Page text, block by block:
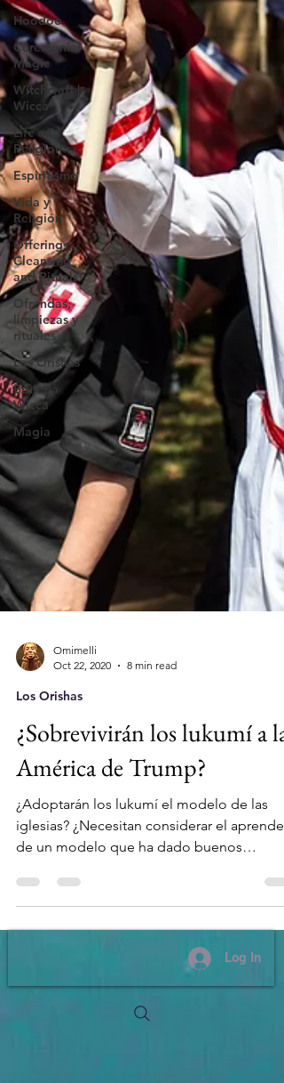
Hoodoo
Ceremonial
Magic
Witchcraft |
Wicca
Life and
Religion
Espiritismo
Vida y
Religión
Offerings,
Cleansing
and Rituals
Ofrendas,
limpiezas y
rituales
Los Orishas
Brujería
Wicca
Magia
Oct 22, 2020
8 min read
¿Sobrevivirán los lukumí a la
América de Trump?
¿Adoptarán los lukumí el modelo de las
iglesias? ¿Necesitan considerar el aprender
de un modelo que ha dado buenos
resultados para otras rel